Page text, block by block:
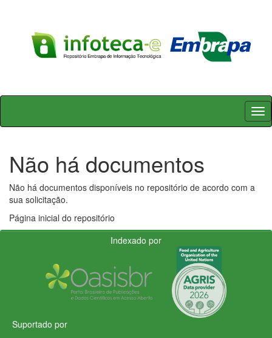
Skip
Não há documentos
Não há documentos disponíveis no repositório de acordo com a
sua solicitação.
Página inicial do repositório
Indexado por
Suportado por